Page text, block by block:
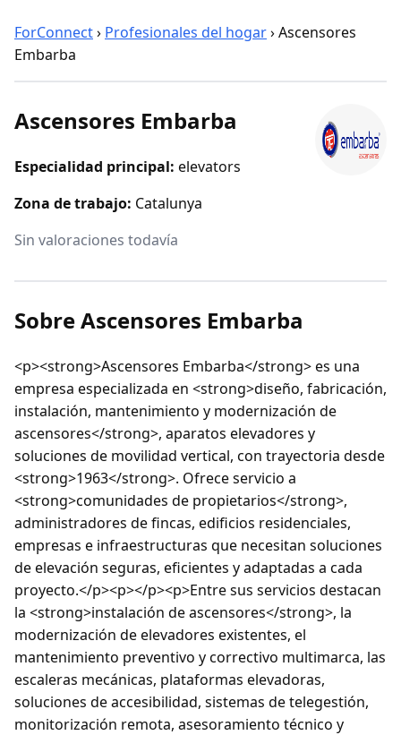
ForConnect› Profesionales del hogar›Ascensores
Embarba
Ascensores Embarba
Especialidad principal: elevators
Zona de trabajo: Catalunya
Sin valoraciones todavía
Sobre Ascensores Embarba
<p><strong>Ascensores Embarba</strong> es una
empresa especializada en <strong>diseño, fabricación,
instalación, mantenimiento y modernización de
ascensores</strong>, aparatos elevadores y
soluciones de movilidad vertical, con trayectoria desde
<strong>1963</strong>. Ofrece servicio a
<strong>comunidades de propietarios</strong>,
administradores de fincas, edificios residenciales,
empresas e infraestructuras que necesitan soluciones
de elevación seguras, eficientes y adaptadas a cada
proyecto.</p><p></p><p>Entre sus servicios destacan
la <strong>instalación de ascensores</strong>, la
modernización de elevadores existentes, el
mantenimiento preventivo y correctivo multimarca, las
escaleras mecánicas, plataformas elevadoras,
soluciones de accesibilidad, sistemas de telegestión,
monitorización remota, asesoramiento técnico y